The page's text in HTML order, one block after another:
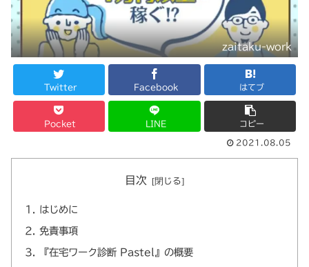
zaitaku-work
Twitter Facebook はてブ
Pocket LINE コピー
2021.08.05
目次
はじめに
免責事項
『在宅ワーク診断 Pastel』の概要